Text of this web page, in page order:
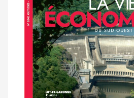
dernier
magazine